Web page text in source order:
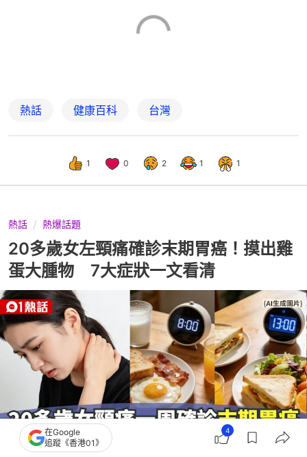
熱話 健康百科 台灣
1 0 2 1 1
熱話 熱爆話題
20多歲女左頸痛確診末期胃癌！摸出雞
蛋大腫物 7大症狀一文看清
在Google
追蹤《香港01》
4